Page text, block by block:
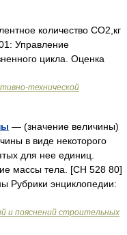
количество СО2,кг
Управление
цикла. Оценка
технической
— (значение величины)
в виде некоторого
для нее единиц.
массы тела. [СН 528 80]
Рубрики энциклопедии:
и пояснений строительных